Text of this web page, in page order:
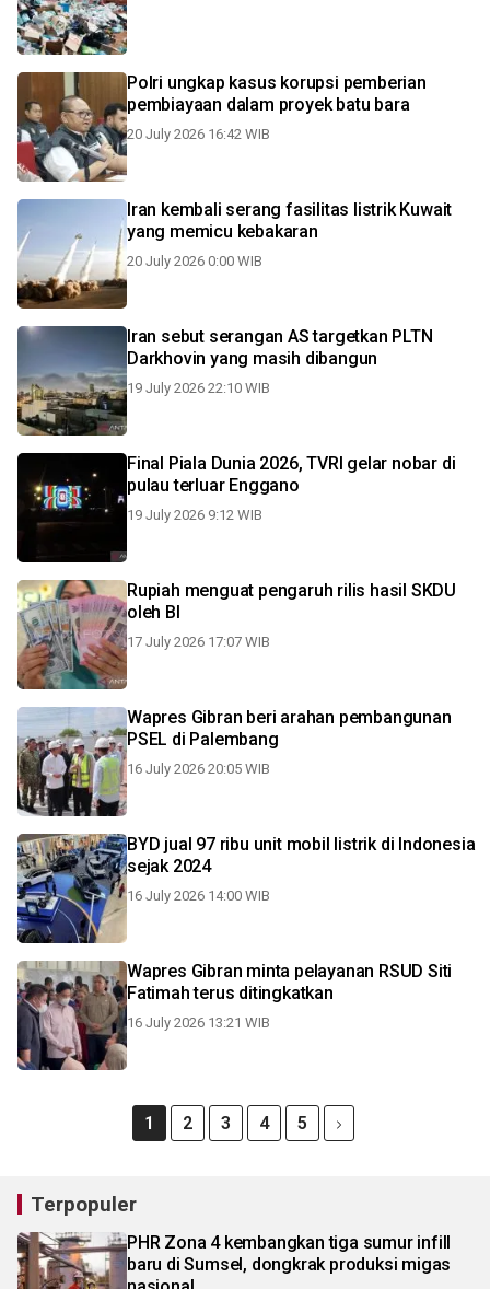
Polri ungkap kasus korupsi pemberian
pembiayaan dalam proyek batu bara
20 July 2026 16:42 WIB
Iran kembali serang fasilitas listrik Kuwait
yang memicu kebakaran
20 July 2026 0:00 WIB
Iran sebut serangan AS targetkan PLTN
Darkhovin yang masih dibangun
19 July 2026 22:10 WIB
Final Piala Dunia 2026, TVRI gelar nobar di
pulau terluar Enggano
19 July 2026 9:12 WIB
Rupiah menguat pengaruh rilis hasil SKDU
oleh BI
17 July 2026 17:07 WIB
Wapres Gibran beri arahan pembangunan
PSEL di Palembang
16 July 2026 20:05 WIB
BYD jual 97 ribu unit mobil listrik di Indonesia
sejak 2024
16 July 2026 14:00 WIB
Wapres Gibran minta pelayanan RSUD Siti
Fatimah terus ditingkatkan
16 July 2026 13:21 WIB
1 2 3 4 5
Terpopuler
PHR Zona 4 kembangkan tiga sumur infill
baru di Sumsel, dongkrak produksi migas